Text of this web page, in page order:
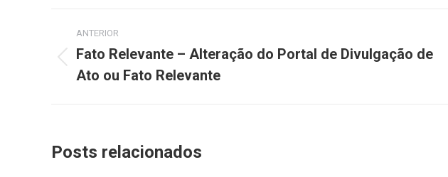
Navegação
de
post:
ANTERIOR
anterior:
Fato Relevante – Alteração do Portal de Divulgação de
Ato ou Fato Relevante
Posts relacionados